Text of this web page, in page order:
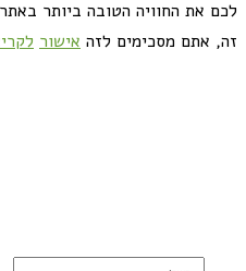
לכם את החוויה הטובה ביותר
זה, אתם מסכימים לזה אישור